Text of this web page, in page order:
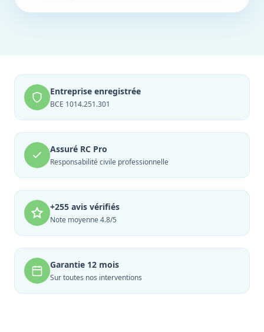
Entreprise enregistrée
BCE 1014.251.301
Assuré RC Pro
Responsabilité civile professionnelle
+255 avis vérifiés
Note moyenne 4.8/5
Garantie 12 mois
Sur toutes nos interventions